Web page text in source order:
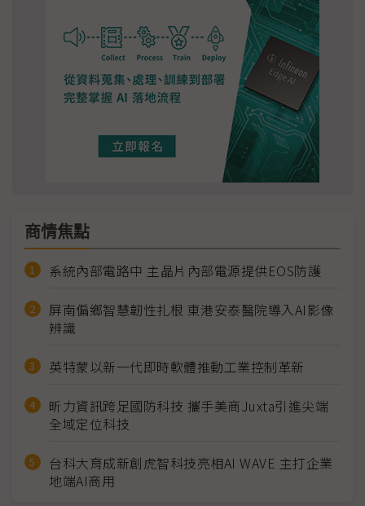
商情焦點
系統內部電路中 主晶片內部電源提供EOS防護
屏南偏鄉智慧韌性扎根 東港安泰醫院導入AI影像
辨識
英特蒙以新一代即時軟體推動工業控制革新
昕力資訊跨足國防科技 攜手美商Juxta引進尖端
全域定位科技
台科大育成新創虎智科技亮相AI WAVE 主打企業
地端AI商用